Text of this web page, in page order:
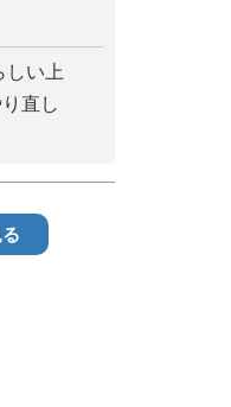
しい上
直し